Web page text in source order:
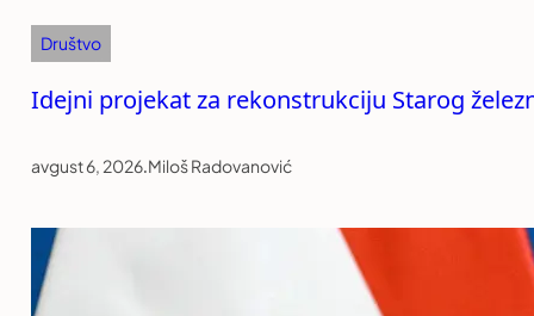
Društvo
Idejni projekat za rekonstrukciju Starog
avgust 6, 2026.Miloš Radovanović